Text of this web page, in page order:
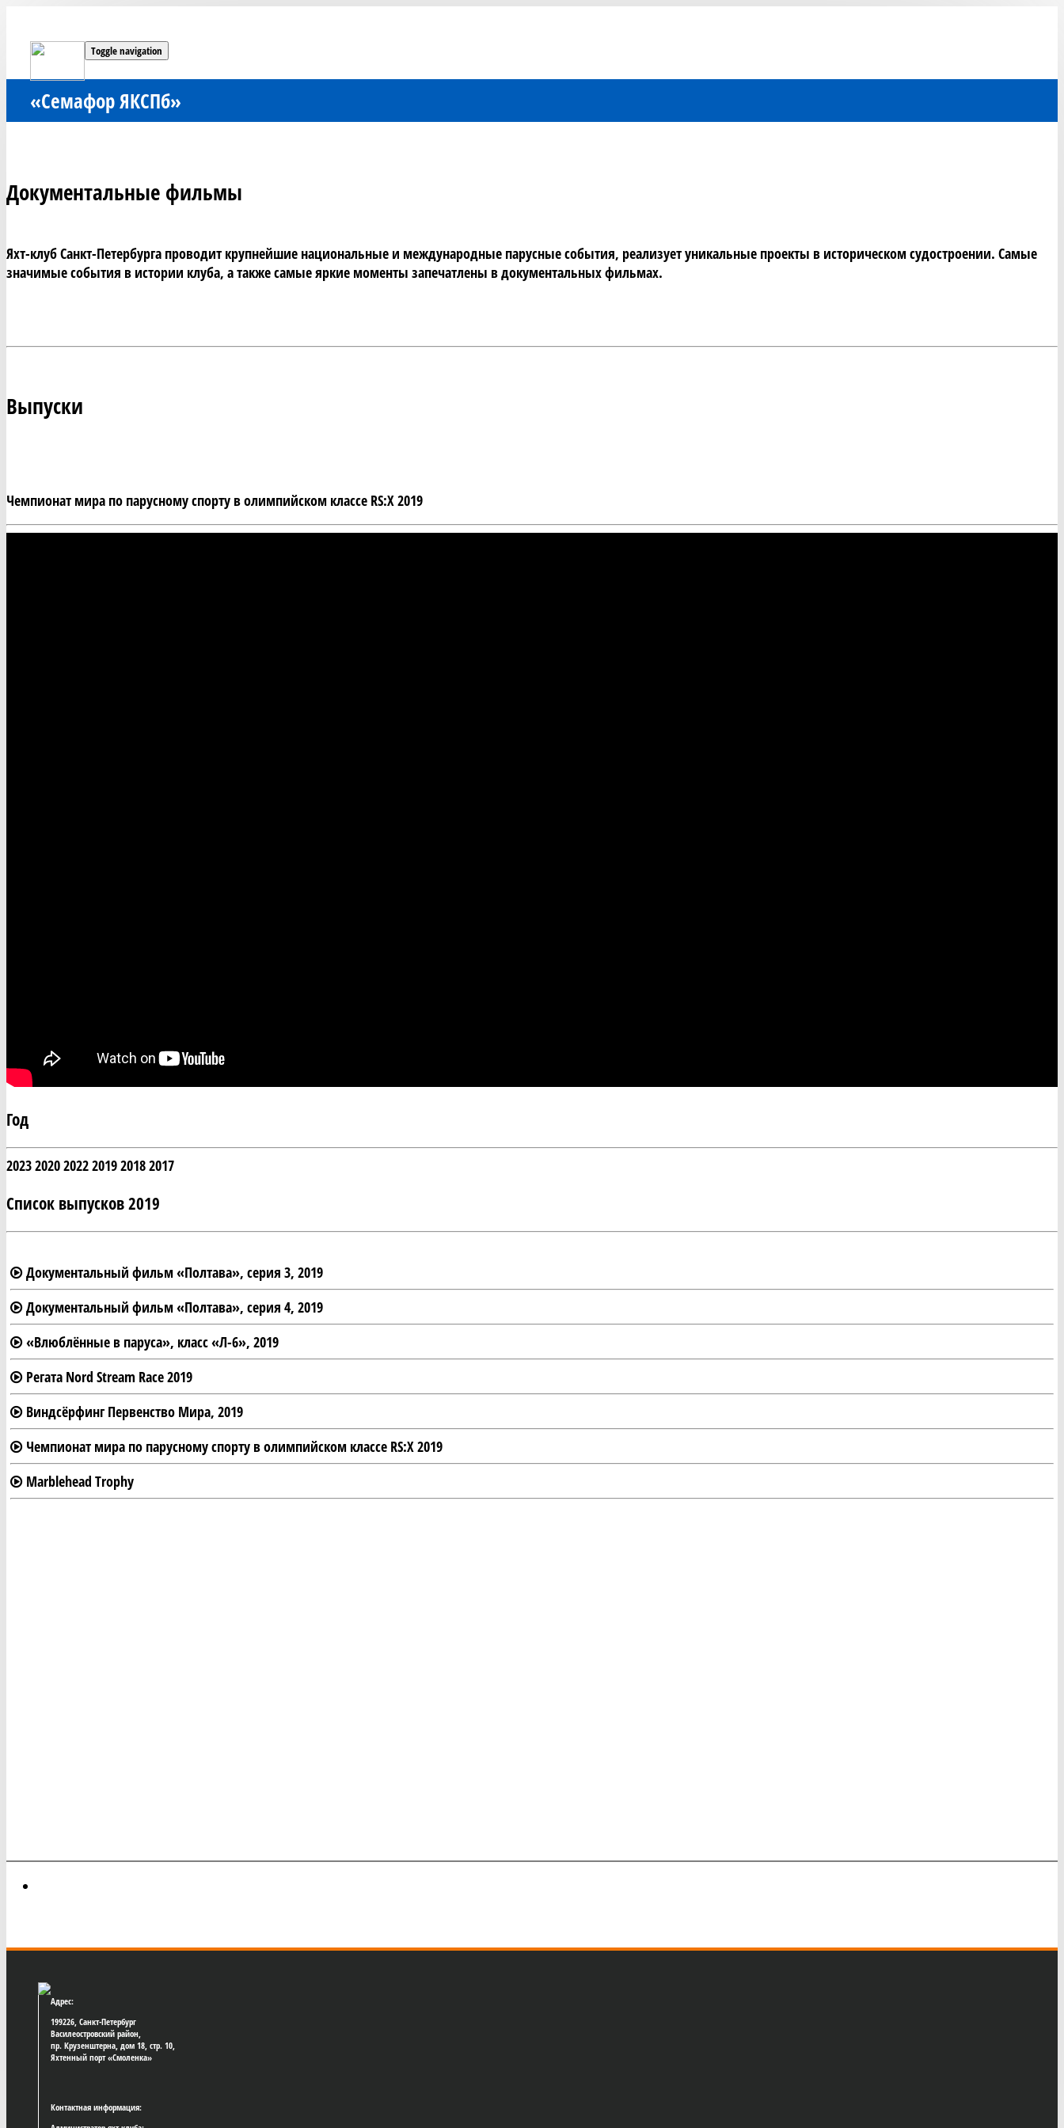
Toggle navigation
«Семафор ЯКСПб»
Документальные фильмы
Яхт-клуб Санкт-Петербурга проводит крупнейшие национальные и международные парусные события, реализует уникальные проекты в историческом судостроении. Самые
значимые события в истории клуба, а также самые яркие моменты запечатлены в документальных фильмах.
Выпуски
Чемпионат мира по парусному спорту в олимпийском классе RS:X 2019
Год
202320202022201920182017
Список выпусков 2019
Документальный фильм «Полтава», серия 3, 2019
Документальный фильм «Полтава», серия 4, 2019
«Влюблённые в паруса», класс «Л-6», 2019
Регата Nord Stream Race 2019
Виндсёрфинг Первенство Мира, 2019
Чемпионат мира по парусному спорту в олимпийском классе RS:X 2019
Marblehead Trophy
Адрес:
199226, Санкт-Петербург
Василеостровский район,
пр. Крузенштерна, дом 18, стр. 10,
Яхтенный порт «Смоленка»
Контактная информация: